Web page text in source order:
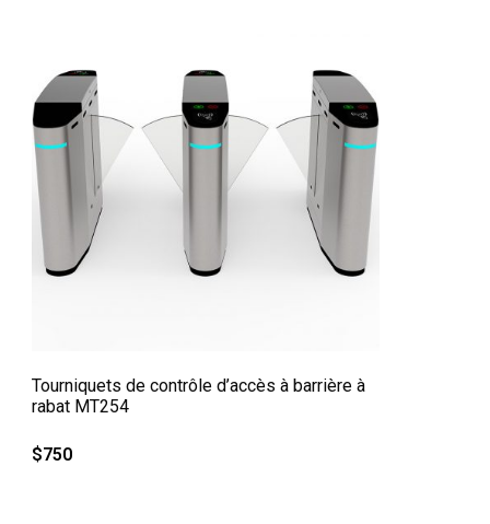
Tourniquets de contrôle d’accès à barrière à
rabat MT254
$750